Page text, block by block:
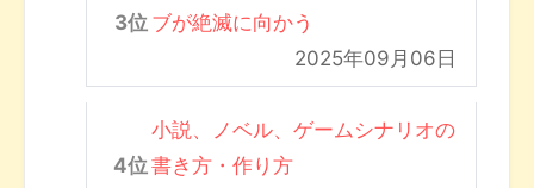
ブが絶滅に向かう
2025年09月06日
小説、ノベル、ゲームシナリオの
書き方・作り方